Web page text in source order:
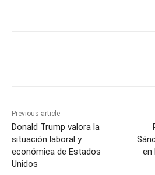
Previous article
Donald Trump valora la
situación laboral y
económica de Estados
Unidos
en